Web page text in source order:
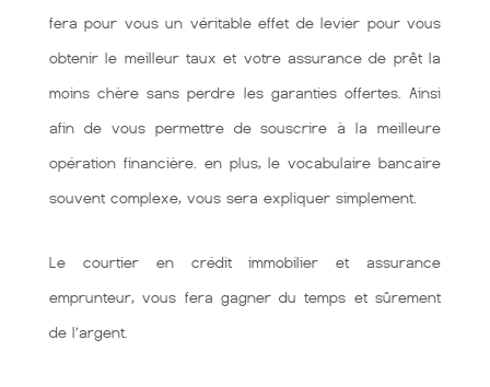
fera pour vous un véritable effet de levier pour vous
obtenir le meilleur taux et votre assurance de prêt la
moins chère sans perdre les garanties offertes. Ainsi
afin de vous permettre de souscrire à la meilleure
opération financière. en plus, le vocabulaire bancaire
souvent complexe, vous sera expliquer simplement.
Le courtier en crédit immobilier et assurance
emprunteur, vous fera gagner du temps et sûrement
de l’argent.